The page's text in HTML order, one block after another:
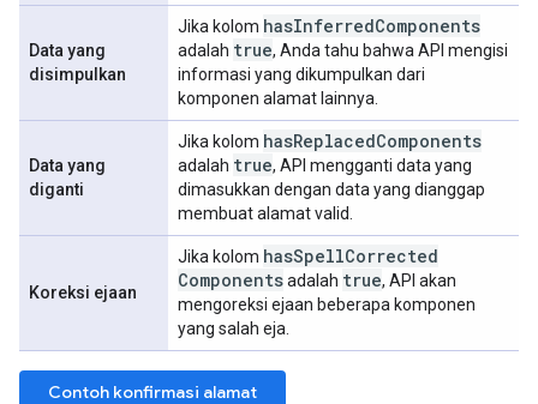
Data yang
disimpulkan
Jika kolom hasInferredComponents
adalah true, Anda tahu bahwa API mengisi
informasi yang dikumpulkan dari
komponen alamat lainnya.
Data yang
diganti
Jika kolom hasReplacedComponents
adalah true, API mengganti data yang
dimasukkan dengan data yang dianggap
membuat alamat valid.
Koreksi ejaan
Jika kolom hasSpellCorrected
Componentsadalah true, API akan
mengoreksi ejaan beberapa komponen
yang salah eja.
Contoh konfirmasi alamat